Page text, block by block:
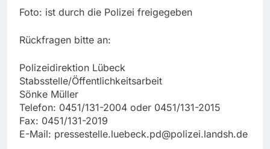
Foto: ist durch die Polizei freigegeben
Rückfragen bitte an:
Polizeidirektion Lübeck
Stabsstelle/Öffentlichkeitsarbeit
Sönke Müller
Telefon: 0451/131-2004 oder 0451/131-2015
Fax: 0451/131-2019
E-Mail: pressestelle.luebeck.pd@polizei.landsh.de